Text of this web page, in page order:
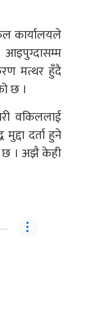
कार्यालयले
मत्थर हुँदै
छ ।
वकिललाई
दर्ता हुने
छ । अझै केही